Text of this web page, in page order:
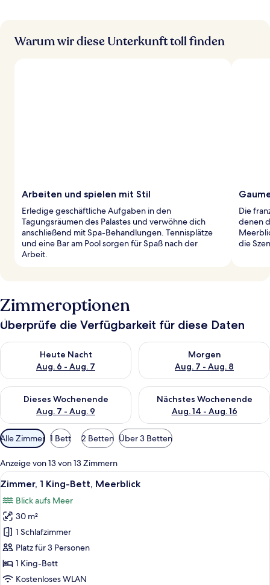
Warum wir diese Unterkunft toll finden
Arbeiten und spielen mit Stil
Erledige geschäftliche Aufgaben in den
Tagungsräumen des Palastes und verwöhne dich
anschließend mit Spa-Behandlungen. Tennisplätze
und eine Bar am Pool sorgen für Spaß nach der
Arbeit.
Die
denen
die
Zimmeroptionen
Überprüfe die Verfügbarkeit für diese Daten
Heute Nacht
Aug. 6 - Aug. 7
Überprüfe die Verfügbarkeit für heute Nacht, Aug. 6 - Aug. 7.
Morgen
Aug. 7 - Aug. 8
Überprüfe die Verfügbarkeit
Dieses Wochenende
Aug. 7 - Aug. 9
Überprüfe die Verfügbarkeit für dieses Wochenende, Aug. 7
Nächstes Wochenende
Aug. 14 - Aug. 16
Überprüfe die Verfügbarkeit
Verfügbare
Filter
für
Zimmer
Alle Zimmer 1 Bett 2 Betten Über 3 Betten
Anzeige von 13 von 13 Zimmern
Alle
Fotos
für
Zimmer,
1 King-
Bett,
Meerblick
anzeigen
Ein geräumiges Schlafzimmer mit
3
Zimmer, 1 King-Bett, Meerblick
Blick aufs Meer
30 m²
1 Schlafzimmer
Platz für 3 Personen
1 King-Bett
Kostenloses WLAN